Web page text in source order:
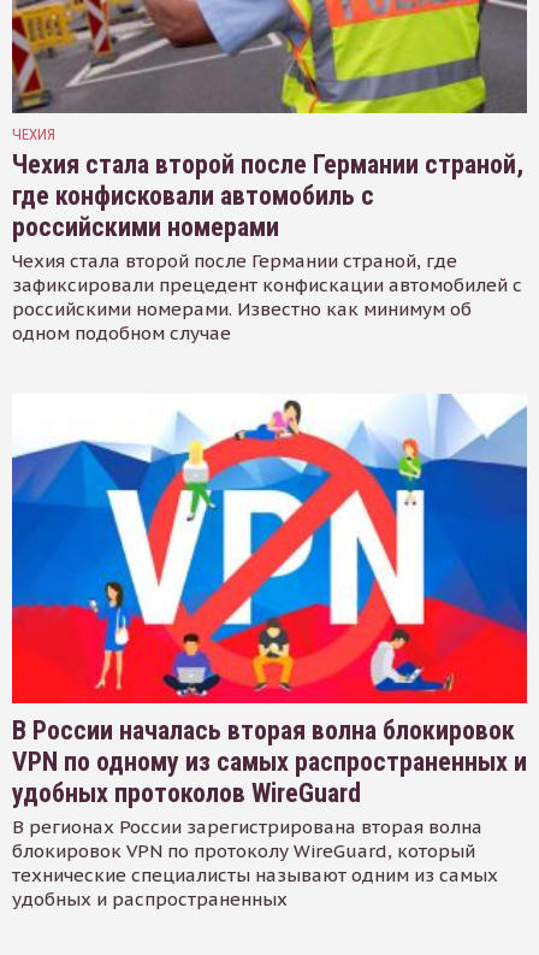
ЧЕХИЯ
Чехия стала второй после Германии страной,
где конфисковали автомобиль с
российскими номерами
Чехия стала второй после Германии страной, где
зафиксировали прецедент конфискации автомобилей с
российскими номерами. Известно как минимум об
одном подобном случае
В России началась вторая волна блокировок
VPN по одному из самых распространенных и
удобных протоколов WireGuard
В регионах России зарегистрирована вторая волна
блокировок VPN по протоколу WireGuard, который
технические специалисты называют одним из самых
удобных и распространенных